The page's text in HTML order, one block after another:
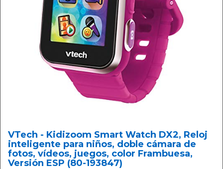
VTech - Kidizoom Smart Watch DX2, Reloj
inteligente para niños, doble cámara de
fotos, vídeos, juegos, color Frambuesa,
Versión ESP (80-193847)